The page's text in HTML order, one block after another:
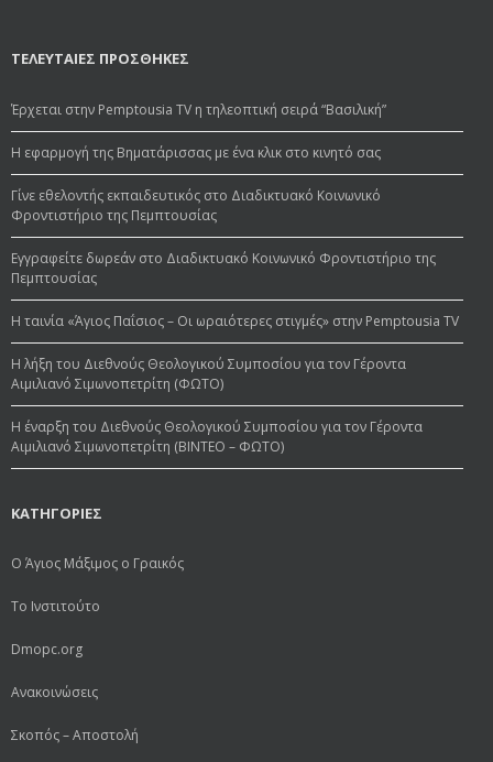
ΤΕΛΕΥΤΑΙΕΣ ΠΡΟΣΘΗΚΕΣ
Έρχεται στην Pemptousia TV η τηλεοπτική σειρά “Βασιλική”
Η εφαρμογή της Βηματάρισσας με ένα κλικ στο κινητό σας
Γίνε εθελοντής εκπαιδευτικός στο Διαδικτυακό Κοινωνικό
Φροντιστήριο της Πεμπτουσίας
Εγγραφείτε δωρεάν στο Διαδικτυακό Κοινωνικό Φροντιστήριο της
Πεμπτουσίας
Η ταινία «Άγιος Παΐσιος – Οι ωραιότερες στιγμές» στην Pemptousia TV
Η λήξη του Διεθνούς Θεολογικού Συμποσίου για τον Γέροντα
Αιμιλιανό Σιμωνοπετρίτη (ΦΩΤΟ)
Η έναρξη του Διεθνούς Θεολογικού Συμποσίου για τον Γέροντα
Αιμιλιανό Σιμωνοπετρίτη (ΒΙΝΤΕΟ – ΦΩΤΟ)
ΚΑΤΗΓΟΡΙΕΣ
Ο Άγιος Μάξιμος ο Γραικός
Το Ινστιτούτο
Dmopc.org
Ανακοινώσεις
Σκοπός – Αποστολή